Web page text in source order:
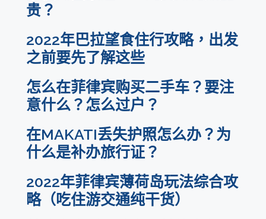
贵？
2022年巴拉望食住行攻略，出发
之前要先了解这些
怎么在菲律宾购买二手车？要注
意什么？怎么过户？
在MAKATI丢失护照怎么办？为
什么是补办旅行证？
2022年菲律宾薄荷岛玩法综合攻
略（吃住游交通纯干货）